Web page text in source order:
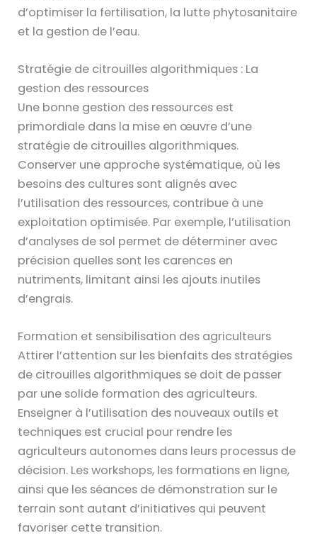
d’optimiser la fertilisation, la lutte phytosanitaire
et la gestion de l’eau.
Stratégie de citrouilles algorithmiques : La
gestion des ressources
Une bonne gestion des ressources est
primordiale dans la mise en œuvre d’une
stratégie de citrouilles algorithmiques.
Conserver une approche systématique, où les
besoins des cultures sont alignés avec
l’utilisation des ressources, contribue à une
exploitation optimisée. Par exemple, l’utilisation
d’analyses de sol permet de déterminer avec
précision quelles sont les carences en
nutriments, limitant ainsi les ajouts inutiles
d’engrais.
Formation et sensibilisation des agriculteurs
Attirer l’attention sur les bienfaits des stratégies
de citrouilles algorithmiques se doit de passer
par une solide formation des agriculteurs.
Enseigner à l’utilisation des nouveaux outils et
techniques est crucial pour rendre les
agriculteurs autonomes dans leurs processus de
décision. Les workshops, les formations en ligne,
ainsi que les séances de démonstration sur le
terrain sont autant d’initiatives qui peuvent
favoriser cette transition.